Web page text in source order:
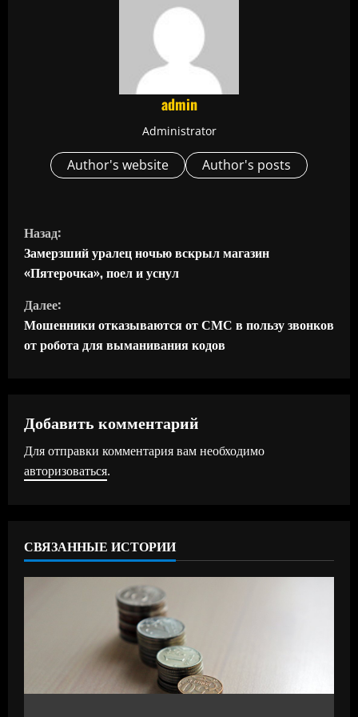
admin
Administrator
Author's website Author's posts
П
р
о
д
о
ж
и
ч
и
Назад:
Замерзший уралец ночью вскрыл магазин
«Пятерочка», поел и уснул
Далее:
Мошенники отказываются от СМС в пользу звонков
от робота для выманивания кодов
Добавить комментарий
Для отправки комментария вам необходимо
авторизоваться.
СВЯЗАННЫЕ ИСТОРИИ